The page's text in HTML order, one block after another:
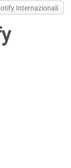
Internazionali